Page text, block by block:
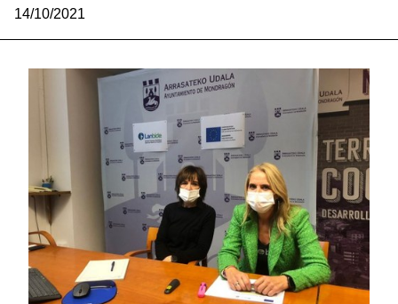
14/10/2021